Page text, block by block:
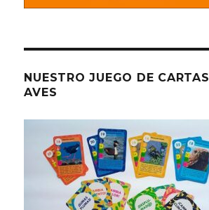
NUESTRO JUEGO DE
AVES